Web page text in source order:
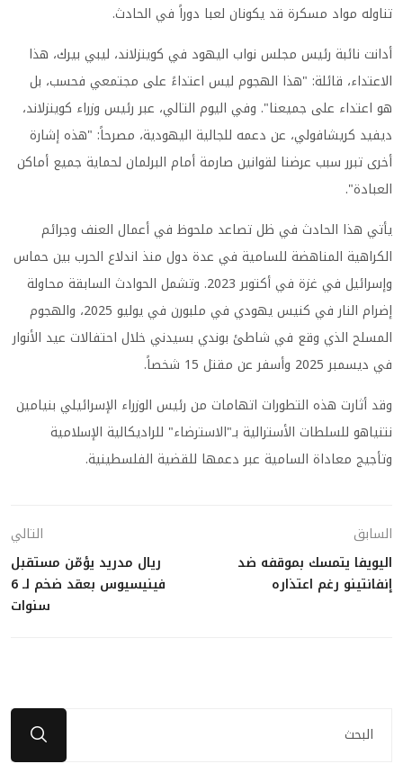
تناوله مواد مسكرة قد يكونان لعبا دوراً في الحادث.
أدانت نائبة رئيس مجلس نواب اليهود في كوينزلاند، ليبي بيرك، هذا
الاعتداء، قائلة: "هذا الهجوم ليس اعتداءً على مجتمعي فحسب، بل
هو اعتداء على جميعنا". وفي اليوم التالي، عبر رئيس وزراء كوينزلاند،
ديفيد كريشافولي، عن دعمه للجالية اليهودية، مصرحاً: "هذه إشارة
أخرى تبرر سبب عرضنا لقوانين صارمة أمام البرلمان لحماية جميع أماكن
العبادة".
يأتي هذا الحادث في ظل تصاعد ملحوظ في أعمال العنف وجرائم
الكراهية المناهضة للسامية في عدة دول منذ اندلاع الحرب بين حماس
وإسرائيل في غزة في أكتوبر 2023. وتشمل الحوادث السابقة محاولة
إضرام النار في كنيس يهودي في ملبورن في يوليو 2025، والهجوم
المسلح الذي وقع في شاطئ بوندي بسيدني خلال احتفالات عيد الأنوار
في ديسمبر 2025 وأسفر عن مقتل 15 شخصاً.
وقد أثارت هذه التطورات اتهامات من رئيس الوزراء الإسرائيلي بنيامين
نتنياهو للسلطات الأسترالية بـ"الاسترضاء" للراديكالية الإسلامية
وتأجيج معاداة السامية عبر دعمها للقضية الفلسطينية.
السابق
اليويفا يتمسك بموقفه ضد
إنفانتينو رغم اعتذاره
التالي
ريال مدريد يؤمّن مستقبل
فينيسيوس بعقد ضخم لـ 6
سنوات